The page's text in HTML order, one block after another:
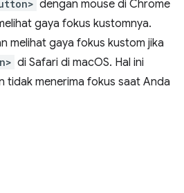
dengan mouse di Chrome
gaya fokus kustomnya.
melihat gaya fokus kustom jika
di Safari di macOS. Hal ini
tidak menerima fokus saat Anda